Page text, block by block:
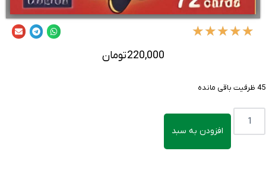
★
★
★
★
★
220,000تومان
45 ظرفیت باقی مانده
افزودن به سبد